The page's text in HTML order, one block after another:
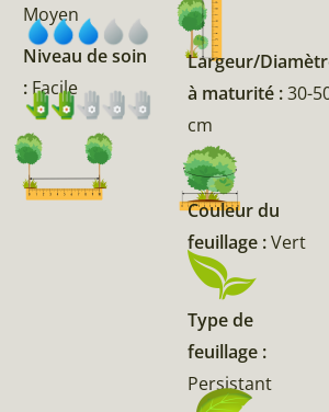
Moyen
Niveau de soin
: Facile
Largeur/
à maturité :30-
cm
Couleur du
feuillage :Vert
Type de
feuillage :
Persistant